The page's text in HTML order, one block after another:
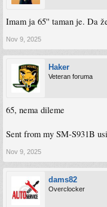
Imam ja 65'' taman je. Da
Nov 9, 2025
Haker
Veteran foruma
65, nema dileme
Sent from my SM-S931B
Nov 9, 2025
dams82
Overclocker